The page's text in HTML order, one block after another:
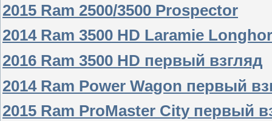
2015 Ram 2500/3500 Prospector
2014 Ram 3500 HD Laramie
2016 Ram 3500 HD первый взгляд
2014 Ram Power Wagon первый
2015 Ram ProMaster City первый